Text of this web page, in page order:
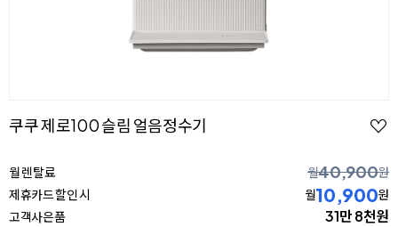
쿠쿠 제로100 슬림 얼음정수기
월 렌탈료 월40,900원
제휴카드 할인 시
월10,900원
고객사은품
31만 8천원